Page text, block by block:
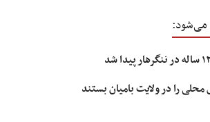
می‌شود:
را در ولایت بامیان بستند